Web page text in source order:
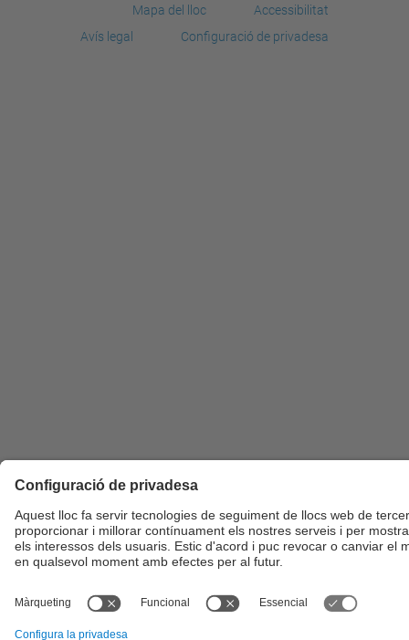
Mapa del lloc
Accessibilitat
Avís legal
Configuració de privadesa